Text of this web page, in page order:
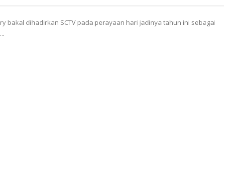
bakal dihadirkan SCTV pada perayaan hari jadinya tahun ini sebagai